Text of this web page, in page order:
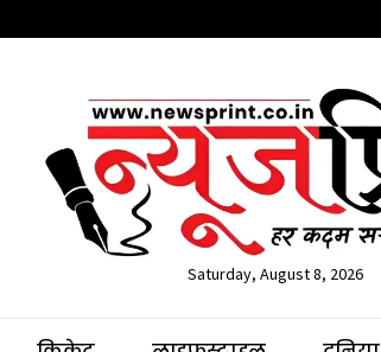
Saturday, August 8, 2026